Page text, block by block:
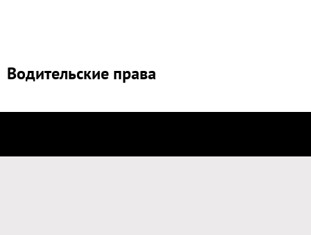
Водительские права